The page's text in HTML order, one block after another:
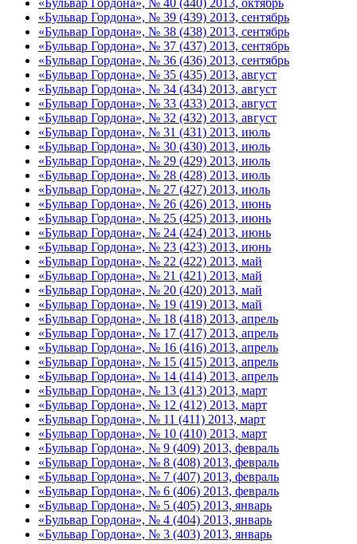
«Бульвар Гордона», № 39 (439) 2013, сентябрь
«Бульвар Гордона», № 38 (438) 2013, сентябрь
«Бульвар Гордона», № 37 (437) 2013, сентябрь
«Бульвар Гордона», № 36 (436) 2013, сентябрь
«Бульвар Гордона», № 35 (435) 2013, август
«Бульвар Гордона», № 34 (434) 2013, август
«Бульвар Гордона», № 33 (433) 2013, август
«Бульвар Гордона», № 32 (432) 2013, август
«Бульвар Гордона», № 31 (431) 2013, июль
«Бульвар Гордона», № 30 (430) 2013, июль
«Бульвар Гордона», № 29 (429) 2013, июль
«Бульвар Гордона», № 28 (428) 2013, июль
«Бульвар Гордона», № 27 (427) 2013, июль
«Бульвар Гордона», № 26 (426) 2013, июнь
«Бульвар Гордона», № 25 (425) 2013, июнь
«Бульвар Гордона», № 24 (424) 2013, июнь
«Бульвар Гордона», № 23 (423) 2013, июнь
«Бульвар Гордона», № 22 (422) 2013, май
«Бульвар Гордона», № 21 (421) 2013, май
«Бульвар Гордона», № 20 (420) 2013, май
«Бульвар Гордона», № 19 (419) 2013, май
«Бульвар Гордона», № 18 (418) 2013, апрель
«Бульвар Гордона», № 17 (417) 2013, апрель
«Бульвар Гордона», № 16 (416) 2013, апрель
«Бульвар Гордона», № 15 (415) 2013, апрель
«Бульвар Гордона», № 14 (414) 2013, апрель
«Бульвар Гордона», № 13 (413) 2013, март
«Бульвар Гордона», № 12 (412) 2013, март
«Бульвар Гордона», № 11 (411) 2013, март
«Бульвар Гордона», № 10 (410) 2013, март
«Бульвар Гордона», № 9 (409) 2013, февраль
«Бульвар Гордона», № 8 (408) 2013, февраль
«Бульвар Гордона», № 7 (407) 2013, февраль
«Бульвар Гордона», № 6 (406) 2013, февраль
«Бульвар Гордона», № 5 (405) 2013, январь
«Бульвар Гордона», № 4 (404) 2013, январь
«Бульвар Гордона», № 3 (403) 2013, январь